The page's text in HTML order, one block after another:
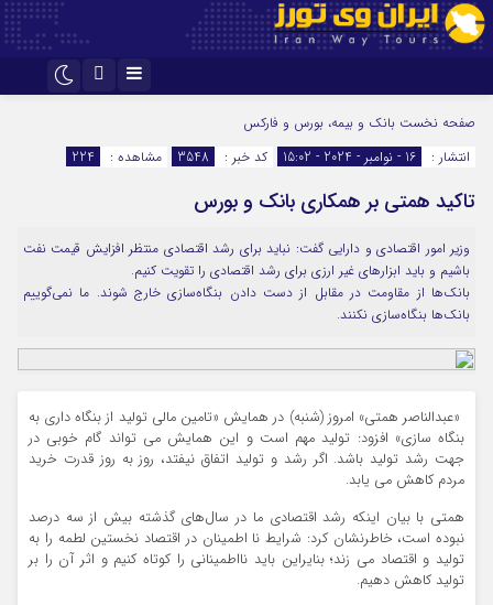
اینستاگرام
صفحه نخست بانک و بیمه، بورس و فارکس
انتشار :
16 - نوامبر - 2024 - 15:02 کد خبر : 3548 مشاهده : 224
تاکید همتی بر همکاری بانک و بورس
وزیر امور اقتصادی و دارایی گفت: نباید برای رشد اقتصادی منتظر افزایش قیمت نفت
باشیم و باید ابزارهای غیر ارزی برای رشد اقتصادی را تقویت کنیم.
بانک‌ها از مقاومت در مقابل از دست دادن بنگاه‌سازی خارج شوند. ما نمی‌گوییم
بانک‌ها بنگاه‌سازی نکنند.
«عبدالناصر همتی» امروز (شنبه) در همایش «تامین مالی تولید از بنگاه داری به
بنگاه سازی» افزود:‌ تولید مهم است و این همایش می تواند گام خوبی در
جهت رشد تولید باشد. اگر رشد و تولید اتفاق نیفتد، روز به روز قدرت خرید
مردم کاهش می یابد.
همتی با بیان اینکه رشد اقتصادی ما در سال‌های گذشته بیش از سه درصد
نبوده است، خاطرنشان‌ کرد: شرایط نا اطمینان در اقتصاد نخستین لطمه را به
تولید و اقتصاد می زند؛ بنایراین باید نااطمینانی را کوتاه کنیم و اثر آن را بر
تولید کاهش دهیم.